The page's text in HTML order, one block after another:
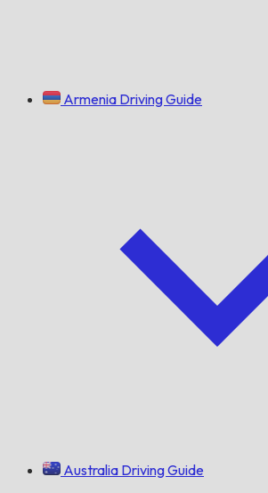
Armenia Driving Guide
Australia Driving Guide